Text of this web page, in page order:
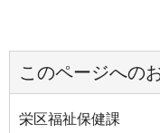
このページへの
栄区福祉保健課